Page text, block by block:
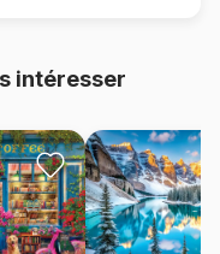
intéresser